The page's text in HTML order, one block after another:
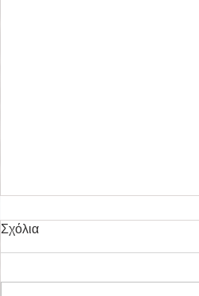
Σχόλια